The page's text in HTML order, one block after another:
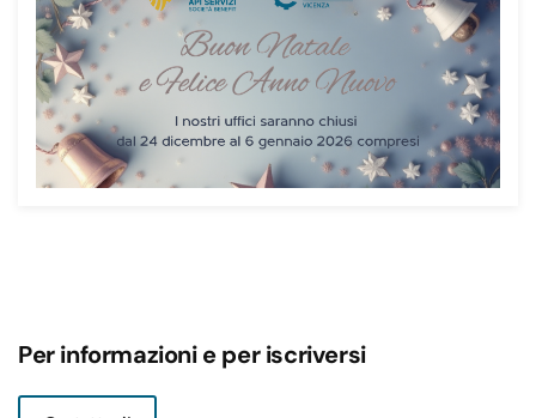
Per informazioni e per iscriversi